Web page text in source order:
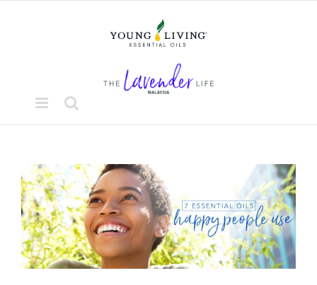
View
Larger
Image